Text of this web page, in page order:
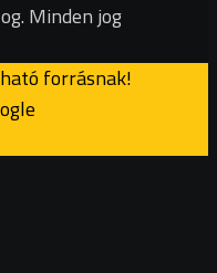
Minden jog
forrásnak!